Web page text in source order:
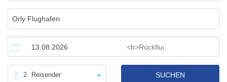
2 Reisender SUCHEN